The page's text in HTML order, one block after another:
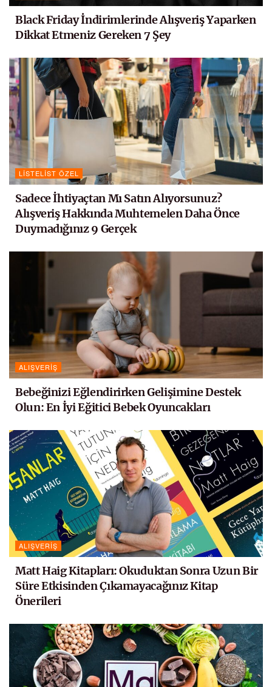
Black Friday İndirimlerinde Alışveriş Yaparken
Dikkat Etmeniz Gereken 7 Şey
LISTELIST ÖZEL
Sadece İhtiyaçtan Mı Satın Alıyorsunuz?
Alışveriş Hakkında Muhtemelen Daha Önce
Duymadığınız 9 Gerçek
ALIŞVERIŞ
Bebeğinizi Eğlendirirken Gelişimine Destek
Olun: En İyi Eğitici Bebek Oyuncakları
ALIŞVERIŞ
Matt Haig Kitapları: Okuduktan Sonra Uzun Bir
Süre Etkisinden Çıkamayacağınız Kitap
Önerileri